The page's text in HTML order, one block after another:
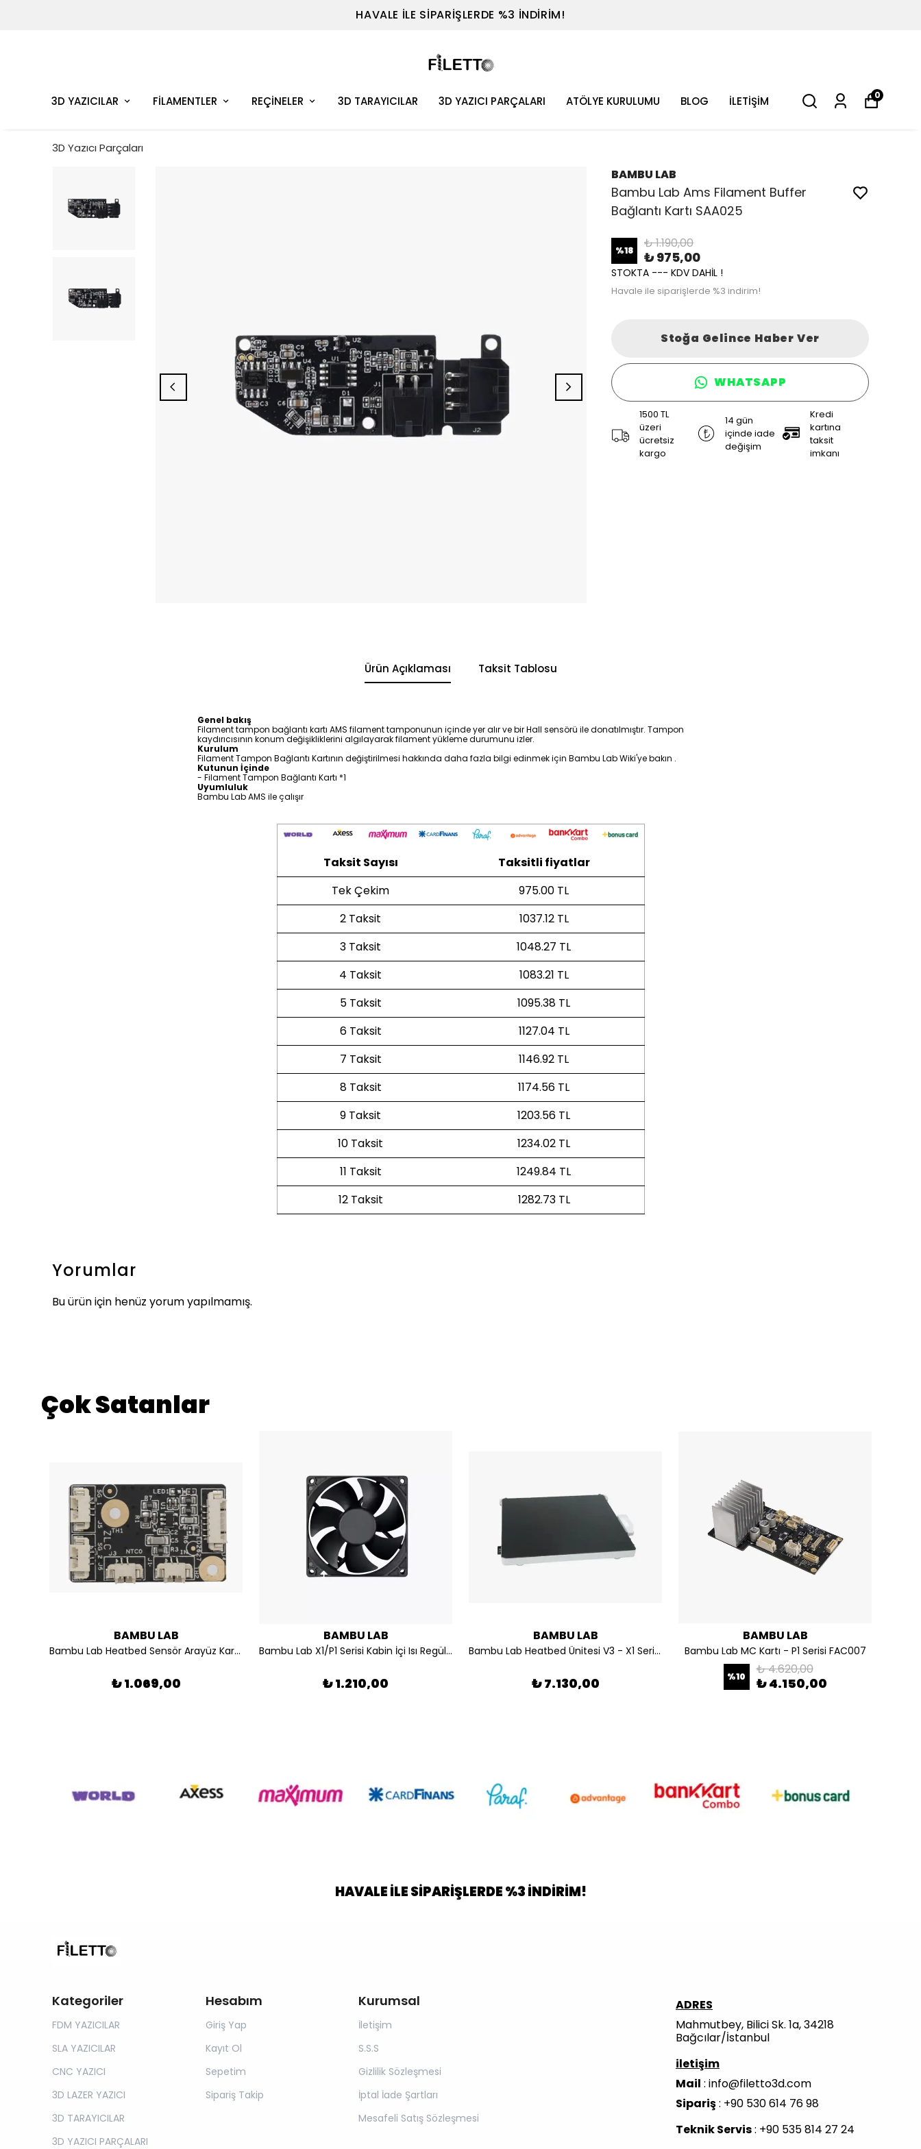
TEL : 0530 614 7698
3D YAZICILAR FİLAMENTLER REÇİNELER 3D TARAYICILAR 3D YAZICI PARÇALARI ATÖLYE KURULUMU BLOG İLETİŞİM 0
3D Yazıcı Parçaları
BAMBU LAB
Bambu Lab Ams Filament Buffer
Bağlantı Kartı SAA025
%18 ₺ 1.190,00
₺ 975,00
STOKTA --- KDV DAHİL !
Havale ile siparişlerde %3 indirim!
Stoğa Gelince Haber Ver
WHATSAPP
1500 TL
üzeri
ücretsiz
kargo
14 gün
içinde iade
değişim
Kredi
kartına
taksit
imkanı
Ürün Açıklaması Taksit Tablosu
Genel bakış
Filament tampon bağlantı kartı AMS filament tamponunun içinde yer alır ve bir Hall sensörü ile donatılmıştır. Tampon
kaydırıcısının konum değişikliklerini algılayarak filament yükleme durumunu izler.
Kurulum
Filament Tampon Bağlantı Kartının değiştirilmesi hakkında daha fazla bilgi edinmek için Bambu Lab Wiki'ye bakın .
Kutunun İçinde
- Filament Tampon Bağlantı Kartı *1
Uyumluluk
Bambu Lab AMS ile çalışır
Taksit Sayısı
Taksitli fiyatlar
Tek Çekim
975.00 TL
2 Taksit
1037.12 TL
3 Taksit
1048.27 TL
4 Taksit
1083.21 TL
5 Taksit
1095.38 TL
6 Taksit
1127.04 TL
7 Taksit
1146.92 TL
8 Taksit
1174.56 TL
9 Taksit
1203.56 TL
10 Taksit
1234.02 TL
11 Taksit
1249.84 TL
12 Taksit
1282.73 TL
Yorumlar
Bu ürün için henüz yorum yapılmamış.
Çok Satanlar
BAMBU LAB
Bambu Lab Heatbed Sensör Arayüz Kartı - X1 Serisi ve P1 Serisi FAC009
₺ 1.069,00
BAMBU LAB
Bambu Lab X1/P1 Serisi Kabin İçi Isı Regülasyon Fanı FAF004-N
₺ 1.210,00
BAMBU LAB
Bambu Lab Heatbed Ünitesi V3 - X1 Serisi ile uyumlu FAC058
₺ 7.130,00
BAMBU LAB
Bambu Lab MC Kartı - P1 Serisi FAC007
%10 ₺ 4.620,00
₺ 4.150,00
HAVALE İLE SİPARİŞLERDE %3 İNDİRİM!
Kategoriler
FDM YAZICILAR
SLA YAZICILAR
CNC YAZICI
3D LAZER YAZICI
3D TARAYICILAR
3D YAZICI PARÇALARI
Hesabım
Giriş Yap
Kayıt Ol
Sepetim
Sipariş Takip
Kurumsal
İletişim
S.S.S
Gizlilik Sözleşmesi
İptal İade Şartları
Mesafeli Satış Sözleşmesi
ADRES
Mahmutbey, Bilici Sk. 1a, 34218
Bağcılar/İstanbul
iletişim
Mail : info@filetto3d.com
Sipariş: +90 530 614 76 98
Teknik Servis: +90 535 814 27 24